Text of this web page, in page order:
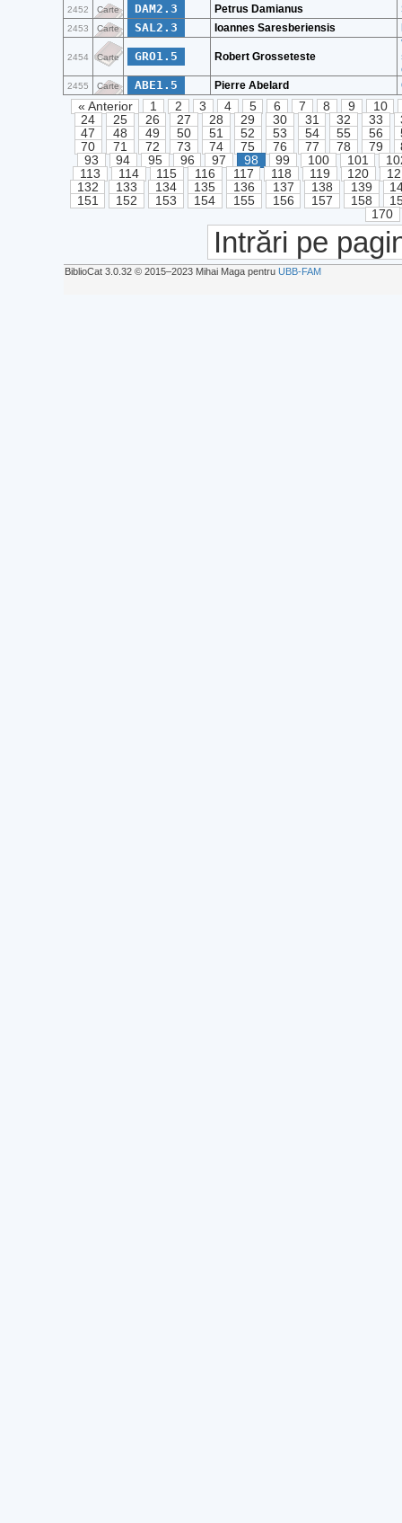
2452 Carte DAM2.3 Petrus Damianus
2453 Carte SAL2.3 Ioannes Saresberiensis
2454 Carte GRO1.5 Robert Grosseteste
2455 Carte ABE1.5 Pierre Abelard
« Anterior 1 2 3 4 5 6 7 8 9
10
24
25 26 27 28 29 30 31 32 33
47
48 49 50 51 52 53 54 55 56
70
71 72 73 74 75 76 77 78 79
93
94 95 96 97 98 99 100 101
113
114 115 116 117 118 119 120
132
133 134 135 136 137 138 139
151
152 153 154 155 156 157 158
170
Intrări pe
BiblioCat 3.0.32 © 2015‒2023 Mihai Maga pentru UBB-FAM